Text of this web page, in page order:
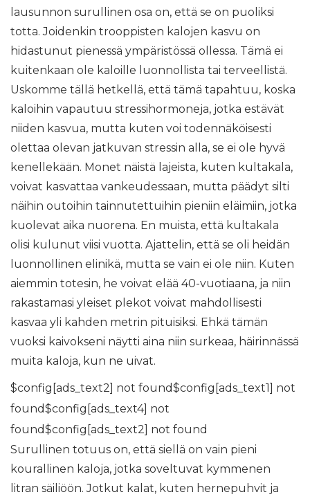
lausunnon surullinen osa on, että se on puoliksi
totta. Joidenkin trooppisten kalojen kasvu on
hidastunut pienessä ympäristössä ollessa. Tämä ei
kuitenkaan ole kaloille luonnollista tai terveellistä.
Uskomme tällä hetkellä, että tämä tapahtuu, koska
kaloihin vapautuu stressihormoneja, jotka estävät
niiden kasvua, mutta kuten voi todennäköisesti
olettaa olevan jatkuvan stressin alla, se ei ole hyvä
kenellekään. Monet näistä lajeista, kuten kultakala,
voivat kasvattaa vankeudessaan, mutta päädyt silti
näihin outoihin tainnutettuihin pieniin eläimiin, jotka
kuolevat aika nuorena. En muista, että kultakala
olisi kulunut viisi vuotta. Ajattelin, että se oli heidän
luonnollinen elinikä, mutta se vain ei ole niin. Kuten
aiemmin totesin, he voivat elää 40-vuotiaana, ja niin
rakastamasi yleiset plekot voivat mahdollisesti
kasvaa yli kahden metrin pituisiksi. Ehkä tämän
vuoksi kaivokseni näytti aina niin surkeaa, häirinnässä
muita kaloja, kun ne uivat.
$config[ads_text2] not found$config[ads_text1] not
found$config[ads_text4] not
found$config[ads_text2] not found
Surullinen totuus on, että siellä on vain pieni
kourallinen kaloja, jotka soveltuvat kymmenen
litran säiliöön. Jotkut kalat, kuten hernepuhvit ja